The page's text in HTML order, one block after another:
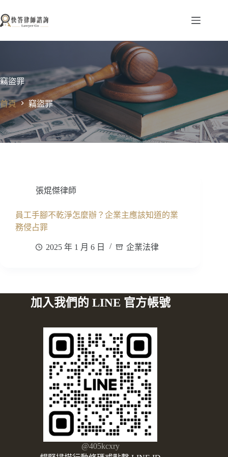
至
要
竊盜罪
首頁 竊盜罪
張焜傑律師
員工手腳不乾淨怎麼辦？企業主應該知道的業
務侵占罪
2025 年 1 月 6 日 企業法律
加入我們的 LINE 官方帳號
@405kcxry